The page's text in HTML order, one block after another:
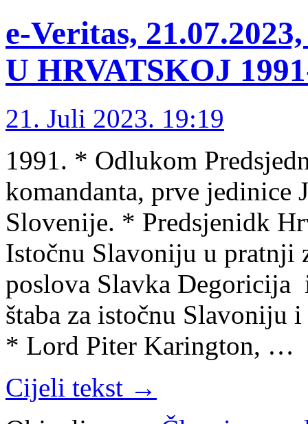
e-Veritas,
U HRVATSKOJ
21. Juli 2023. 19:19
1991. * Odlukom
komandanta, prve jedinice
Slovenije. * Predsjenidk
Istočnu Slavoniju u pratnji
poslova Slavka Degoricija
štaba za istočnu Slavoniju
* Lord Piter Karington, …
Cijeli tekst →